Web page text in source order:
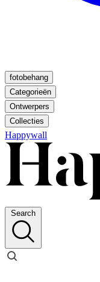
fotobehang
Categorieën
Ontwerpers
Collecties
Happywall
Search